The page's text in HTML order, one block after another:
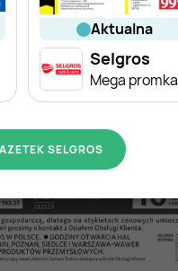
aktualna
Selgros
Mega promka
SELGROS